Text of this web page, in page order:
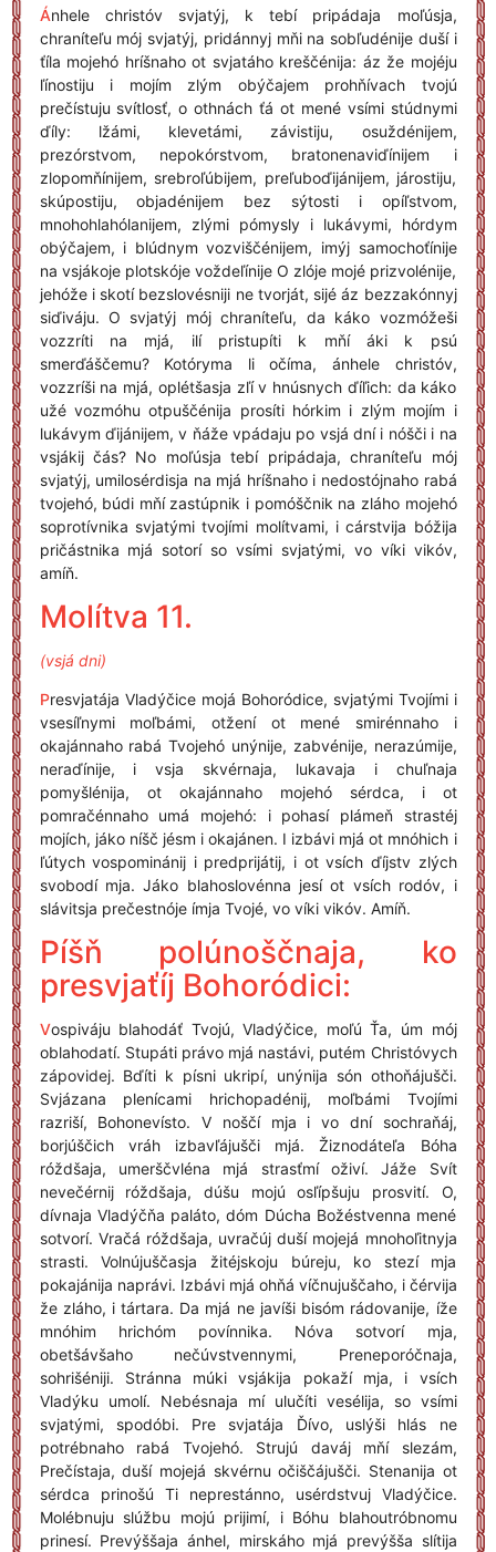
Ánhele christóv svjatýj, k tebí pripádaja moľúsja,
chraníteľu mój svjatýj, pridánnyj mňi na sobľudénije duší i
ťíla mojehó hríšnaho ot svjatáho kreščénija: áz že mojéju
ľínostiju i mojím zlým obýčajem prohňívach tvojú
prečístuju svítlosť, o othnách ťá ot mené vsími stúdnymi
ďíly: lžámi, klevetámi, závistiju, osuždénijem,
prezórstvom, nepokórstvom, bratonenaviďínijem i
zlopomňínijem, srebroľúbijem, preľuboďijánijem, járostiju,
skúpostiju, objadénijem bez sýtosti i opíľstvom,
mnohohlahólanijem, zlými pómysly i lukávymi, hórdym
obýčajem, i blúdnym vozviščénijem, imýj samochoťínije
na vsjákoje plotskóje voždeľínije O zlóje mojé prizvolénije,
jehóže i skotí bezslovésniji ne tvorját, sijé áz bezzakónnyj
siďiváju. O svjatýj mój chraníteľu, da káko vozmóžeši
vozzríti na mjá, ilí pristupíti k mňí áki k psú
smerďáščemu? Kotóryma li očíma, ánhele christóv,
vozzríši na mjá, oplétšasja zľí v hnúsnych ďíľich: da káko
užé vozmóhu otpuščénija prosíti hórkim i zlým mojím i
lukávym ďijánijem, v ňáže vpádaju po vsjá dní i nóšči i na
vsjákij čás? No moľúsja tebí pripádaja, chraníteľu mój
svjatýj, umilosérdisja na mjá hríšnaho i nedostójnaho rabá
tvojehó, búdi mňí zastúpnik i pomóščnik na zláho mojehó
soprotívnika svjatými tvojími molítvami, i cárstvija bóžija
pričástnika mjá sotorí so vsími svjatými, vo víki vikóv,
amíň.
Molítva 11.
(vsjá dni)
Presvjatája Vladýčice mojá Bohoródice, svjatými Tvojími i
vsesíľnymi moľbámi, otžení ot mené smirénnaho i
okajánnaho rabá Tvojehó unýnije, zabvénije, nerazúmije,
neraďínije, i vsja skvérnaja, lukavaja i chuľnaja
pomyšlénija, ot okajánnaho mojehó sérdca, i ot
pomračénnaho umá mojehó: i pohasí plámeň strastéj
mojích, jáko níšč jésm i okajánen. I izbávi mjá ot mnóhich i
ľútych vospominánij i predprijátij, i ot vsích ďíjstv zlých
svobodí mja. Jáko blahoslovénna jesí ot vsích rodóv, i
slávitsja prečestnóje ímja Tvojé, vo víki vikóv. Amíň.
Píšň polúnoščnaja, ko
presvjaťíj Bohoródici:
Vospiváju blahodáť Tvojú, Vladýčice, moľú Ťa, úm mój
oblahodatí. Stupáti právo mjá nastávi, putém Christóvych
zápovidej. Bďíti k písni ukripí, unýnija són othoňájušči.
Svjázana plenícami hrichopadénij, moľbámi Tvojími
razriší, Bohonevísto. V noščí mja i vo dní sochraňáj,
borjúščich vráh izbavľájušči mjá. Žiznodáteľa Bóha
róždšaja, umerščvléna mjá strasťmí oživí. Jáže Svít
nevečérnij róždšaja, dúšu mojú osľípšuju prosvití. O,
dívnaja Vladýčňa paláto, dóm Dúcha Božéstvenna mené
sotvorí. Vračá róždšaja, uvračúj duší mojejá mnohoľitnyja
strasti. Volnújuščasja žitéjskoju búreju, ko stezí mja
pokajánija naprávi. Izbávi mjá ohňá víčnujuščaho, i čérvija
že zláho, i tártara. Da mjá ne javíši bisóm rádovanije, íže
mnóhim hrichóm povínnika. Nóva sotvorí mja,
obetšávšaho nečúvstvennymi, Preneporóčnaja,
sohrišéniji. Stránna múki vsjákija pokaží mja, i vsích
Vladýku umolí. Nebésnaja mí ulučíti vesélija, so vsími
svjatými, spodóbi. Pre svjatája Ďívo, uslýši hlás ne
potrébnaho rabá Tvojehó. Strujú daváj mňí slezám,
Prečístaja, duší mojejá skvérnu očiščájušči. Stenanija ot
sérdca prinošú Ti neprestánno, usérdstvuj Vladýčice.
Molébnuju slúžbu mojú prijimí, i Bóhu blahoutróbnomu
prinesí. Prevýššaja ánhel, mirskáho mjá prevýšša slítija